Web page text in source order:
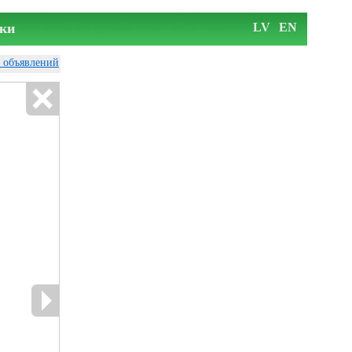
LV EN
объявлений